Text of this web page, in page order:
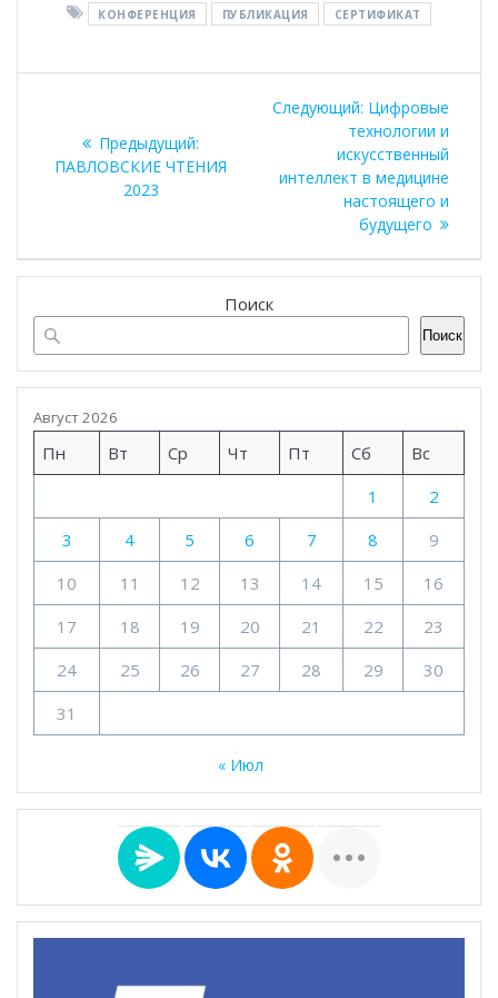
КОНФЕРЕНЦИЯ ПУБЛИКАЦИЯ СЕРТИФИКАТ
записям
Предыдущий:
запись:
ПАВЛОВСКИЕ ЧТЕНИЯ
2023
Следующий: Следующая
запись:
Цифровые
технологии и
искусственный
интеллект в медицине
настоящего и
будущего
Поиск
Поиск
Август 2026
Пн Вт Ср Чт Пт Сб
Вс
1
2
3
4 5 6 7 8
9
10
11 12 13 14 15
16
17
18 19 20 21 22
23
24
25 26 27 28 29
30
31
« Июл